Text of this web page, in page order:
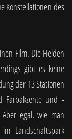
Konstellationen des
Film. Die Helden
gibt es keine
der 13 Stationen
Farbakzente und -
egal, wie man
Landschaftspark